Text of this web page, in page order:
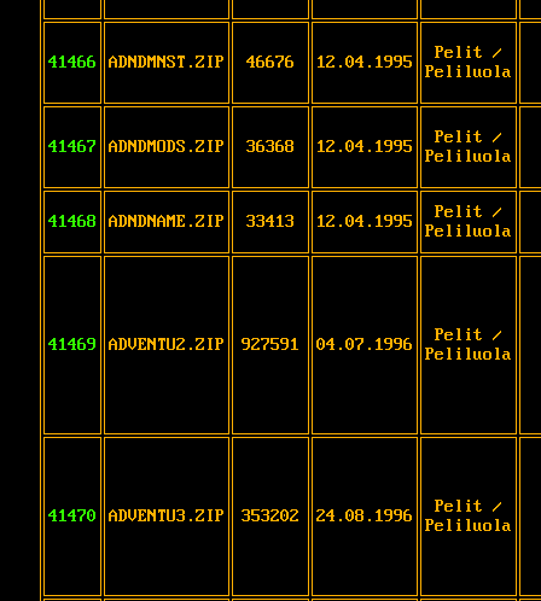
41466 ADNDMNST.ZIP 46676 12.04.1995
Pelit /
Peliluola
41467 ADNDMODS.ZIP 36368 12.04.1995
Pelit /
Peliluola
41468 ADNDNAME.ZIP 33413 12.04.1995
Pelit /
Peliluola
41469 ADVENTU2.ZIP 927591 04.07.1996
Pelit /
Peliluola
41470 ADVENTU3.ZIP 353202 24.08.1996
Pelit /
Peliluola